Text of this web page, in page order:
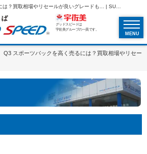
Q3 スポーツバックを高く売るには？買取相場やリセールが良いグレードも... | SUVといえばグッドスピードGOOD SPEED
グッドスピードは
宇佐美グループの一員です。
MENU
Q3 スポーツバックを高く売るには？買取相場やリセー